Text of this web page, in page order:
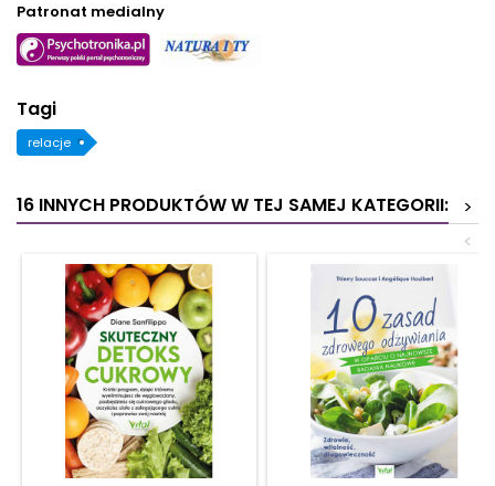
Patronat medialny
Tagi
relacje
16 INNYCH PRODUKTÓW W TEJ SAMEJ KATEGORII:
>
<